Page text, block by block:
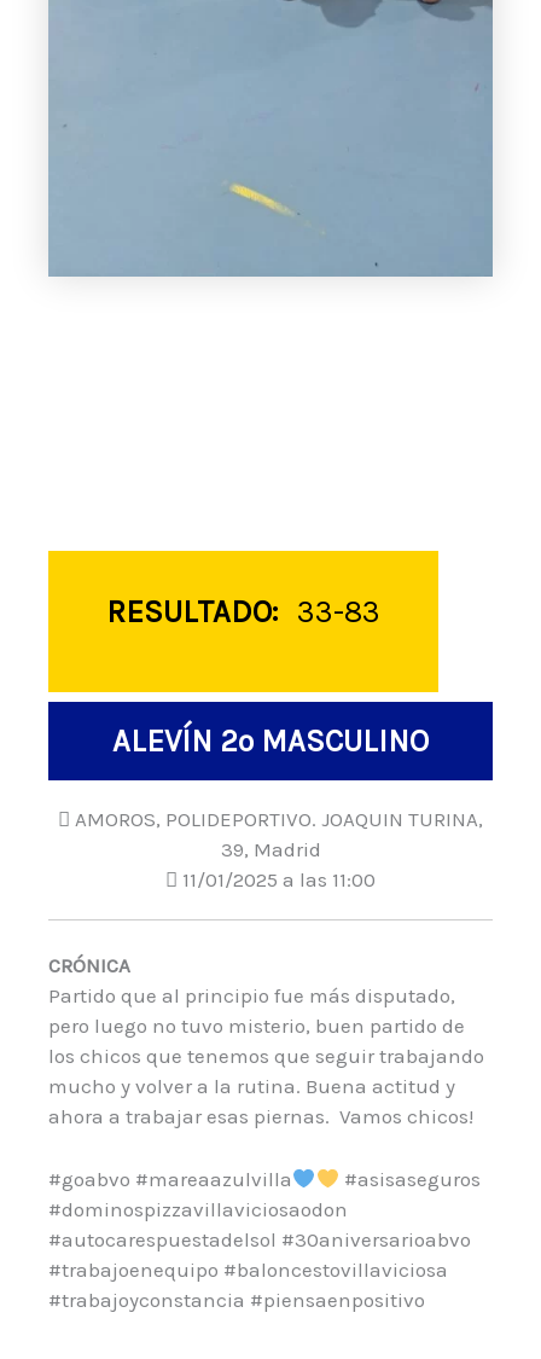
RESULTADO: 33-83
ALEVÍN 2º MASCULINO
AMOROS, POLIDEPORTIVO. JOAQUIN TURINA,
39, Madrid
11/01/2025 a las 11:00
CRÓNICA
Partido que al principio fue más disputado,
pero luego no tuvo misterio, buen partido de
los chicos que tenemos que seguir trabajando
mucho y volver a la rutina. Buena actitud y
ahora a trabajar esas piernas. Vamos chicos!
#goabvo #mareaazulvilla
#asisaseguros
#dominospizzavillaviciosaodon
#autocarespuestadelsol #30aniversarioabvo
#trabajoenequipo #baloncestovillaviciosa
#trabajoyconstancia #piensaenpositivo